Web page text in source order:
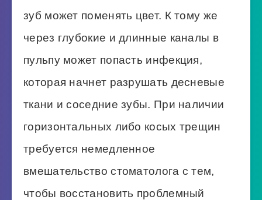
зуб может поменять цвет. К тому же
через глубокие и длинные каналы в
пульпу может попасть инфекция,
которая начнет разрушать десневые
ткани и соседние зубы. При наличии
горизонтальных либо косых трещин
требуется немедленное
вмешательство стоматолога с тем,
чтобы восстановить проблемный